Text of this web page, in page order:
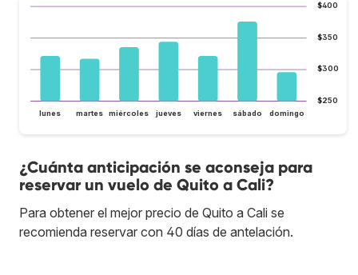
$250
$300
$350
$400
lunes martes miércoles jueves viernes sábado domingo
¿Cuánta anticipación se aconseja para
reservar un vuelo de Quito a Cali?
Para obtener el mejor precio de Quito a Cali se
recomienda reservar con 40 días de antelación.